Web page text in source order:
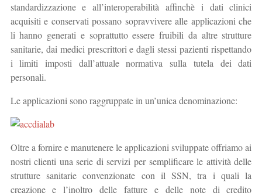
standardizzazione e all’interoperabilità affinchè i dati clinici
acquisiti e conservati possano sopravvivere alle applicazioni che
li hanno generati e soprattutto essere fruibili da altre strutture
sanitarie, dai medici prescrittori e dagli stessi pazienti rispettando
i limiti imposti dall’attuale normativa sulla tutela dei dati
personali.
Le applicazioni sono raggruppate in un’unica denominazione:
Oltre a fornire e manutenere le applicazioni sviluppate offriamo ai
nostri clienti una serie di servizi per semplificare le attività delle
strutture sanitarie convenzionate con il SSN, tra i quali la
creazione e l’inoltro delle fatture e delle note di credito